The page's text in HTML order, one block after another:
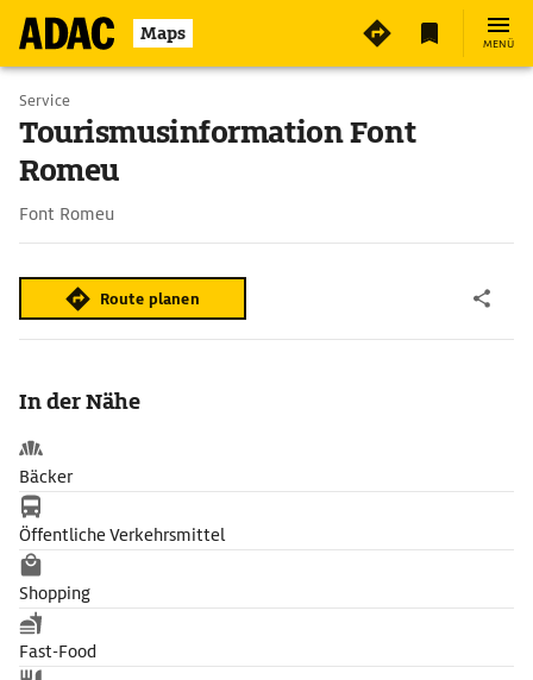
Maps MENÜ
Service
Tourismusinformation Font
Romeu
Font Romeu
Route planen
In der Nähe
Bäcker
Öffentliche Verkehrsmittel
Shopping
Fast-Food